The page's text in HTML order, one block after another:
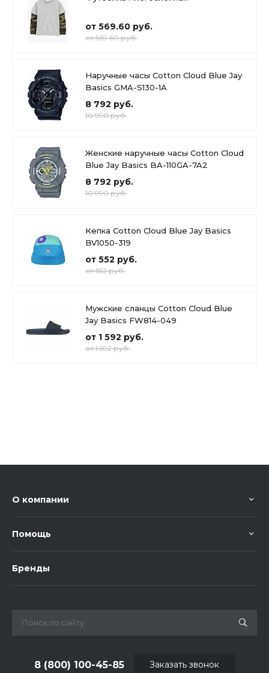
от 569.60 руб.
от 569.60 руб.
Наручные часы Cotton Cloud Blue Jay
Basics GMA-S130-1A
8 792 руб.
10 990 руб.
Женские наручные часы Cotton Cloud
Blue Jay Basics BA-110GA-7A2
8 792 руб.
10 990 руб.
Кепка Cotton Cloud Blue Jay Basics
BV1050-319
от 552 руб.
от 552 руб.
Мужские сланцы Cotton Cloud Blue
Jay Basics FW814-049
от 1 592 руб.
от 1 592 руб.
О компании
Помощь
Бренды
8 (800) 100-45-85 Заказать звонок